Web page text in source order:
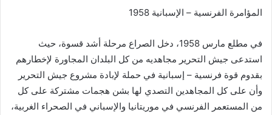
المؤامرة الفرنسية – الإسبانية 1958
في مطلع مارس 1958، دخل الصراع مرحلة أشد قسوة، حيث
استدعى جيش التحرير مجاهديه من كل البلدان المجاورة لإخطارهم
بقدوم قوة فرنسية – إسبانية في حملة لإبادة مشروع جيش التحرير
وأن على كل المجاهدين التصدي لها بشن هجمات مشتركة على كل
من المستعمر الفرنسي في موريتانيا والإسباني في الصحراء الغربية،